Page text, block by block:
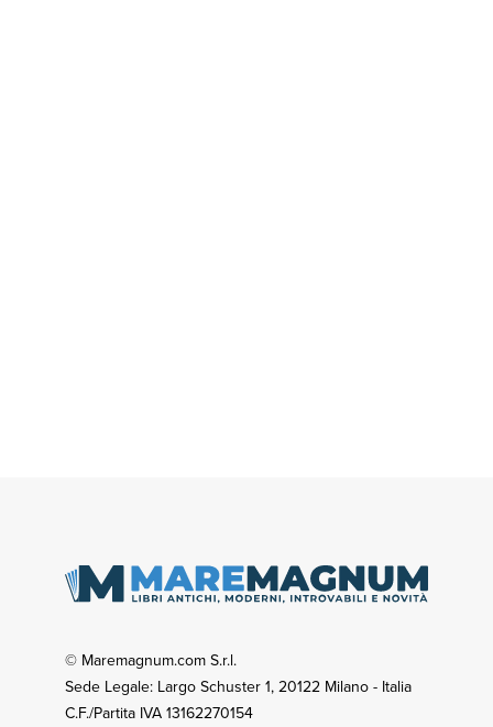
© Maremagnum.com S.r.l.
Sede Legale: Largo Schuster 1, 20122 Milano - Italia
C.F./Partita IVA 13162270154